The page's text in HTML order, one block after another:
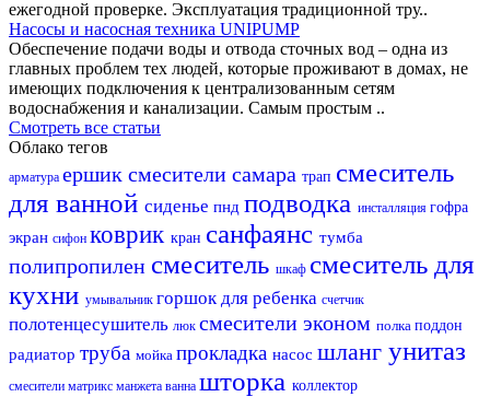
ежегодной проверке. Эксплуатация традиционной тру..
Насосы и насосная техника UNIPUMP
Обеспечение подачи воды и отвода сточных вод – одна из
главных проблем тех людей, которые проживают в домах, не
имеющих подключения к централизованным сетям
водоснабжения и канализации. Самым простым ..
Смотреть все статьи
Облако тегов
арматура ершик смесители самара трап смеситель
для ванной сиденье пнд подводка инсталляция гофра
экран сифон коврик кран санфаянс тумба
полипропилен смеситель шкаф смеситель для
кухни умывальник горшок для ребенка счетчик
полотенцесушитель люк смесители эконом полка поддон
радиатор труба мойка прокладка насос шланг унитаз
смесители матрикс манжета ванна шторка коллектор